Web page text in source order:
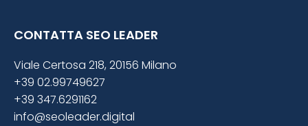
CONTATTA SEO LEADER
Viale Certosa 218, 20156 Milano
+39 02.99749627
+39 347.6291162
info@seoleader.digital